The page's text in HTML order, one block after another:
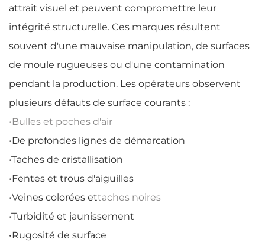
attrait visuel et peuvent compromettre leur
intégrité structurelle. Ces marques résultent
souvent d'une mauvaise manipulation, de surfaces
de moule rugueuses ou d'une contamination
pendant la production. Les opérateurs observent
plusieurs défauts de surface courants :
•Bulles et poches d'air
•De profondes lignes de démarcation
•Taches de cristallisation
•Fentes et trous d'aiguilles
•Veines colorées ettaches noires
•Turbidité et jaunissement
•Rugosité de surface